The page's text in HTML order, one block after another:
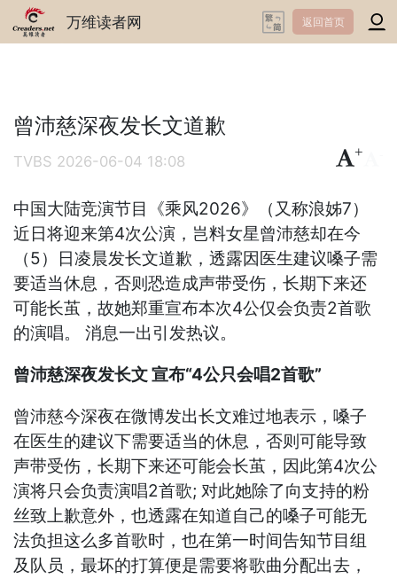
万维读者网 返回首页
曾沛慈深夜发长文道歉
TVBS 2026-06-04 18:08
+
中国大陆竞演节目《乘风2026》（又称浪姊7）
近日将迎来第4次公演，岂料女星曾沛慈却在今
（5）日凌晨发长文道歉，透露因医生建议嗓子需
要适当休息，否则恐造成声带受伤，长期下来还
可能长茧，故她郑重宣布本次4公仅会负责2首歌
的演唱。 消息一出引发热议。
曾沛慈深夜发长文 宣布“4公只会唱2首歌”
曾沛慈今深夜在微博发出长文难过地表示，嗓子
在医生的建议下需要适当的休息，否则可能导致
声带受伤，长期下来还可能会长茧，因此第4次公
演将只会负责演唱2首歌; 对此她除了向支持的粉
丝致上歉意外，也透露在知道自己的嗓子可能无
法负担这么多首歌时，也在第一时间告知节目组
及队员，最坏的打算便是需要将歌曲分配出去，